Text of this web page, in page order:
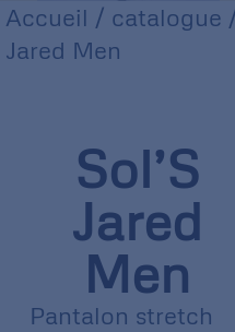
Accueil / catalogue
Jared Men
Sol’S
Jared
Men
Pantalon stretch